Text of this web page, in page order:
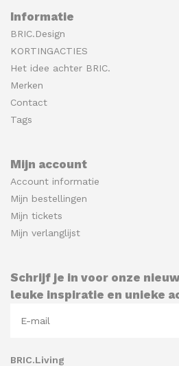
Informatie
BRIC.Design
KORTINGACTIES
Het idee achter BRIC.
Merken
Contact
Tags
Mijn account
Account informatie
Mijn bestellingen
Mijn tickets
Mijn verlanglijst
Schrijf je in voor onze
leuke inspiratie en unieke
BRIC.Living